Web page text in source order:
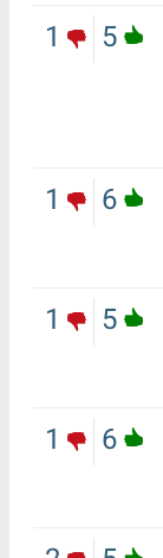
5
1
6
1
5
1
6
1